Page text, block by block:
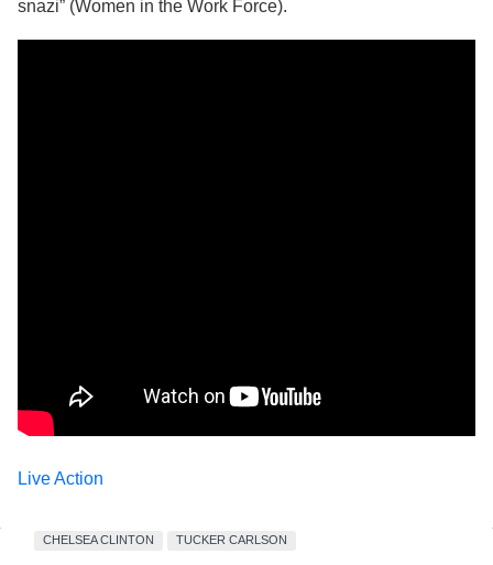
snazi” (Women in the Work Force).
Live Action
CHELSEA CLINTON TUCKER CARLSON